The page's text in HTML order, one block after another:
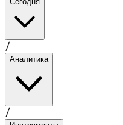
/
Аналитика
/